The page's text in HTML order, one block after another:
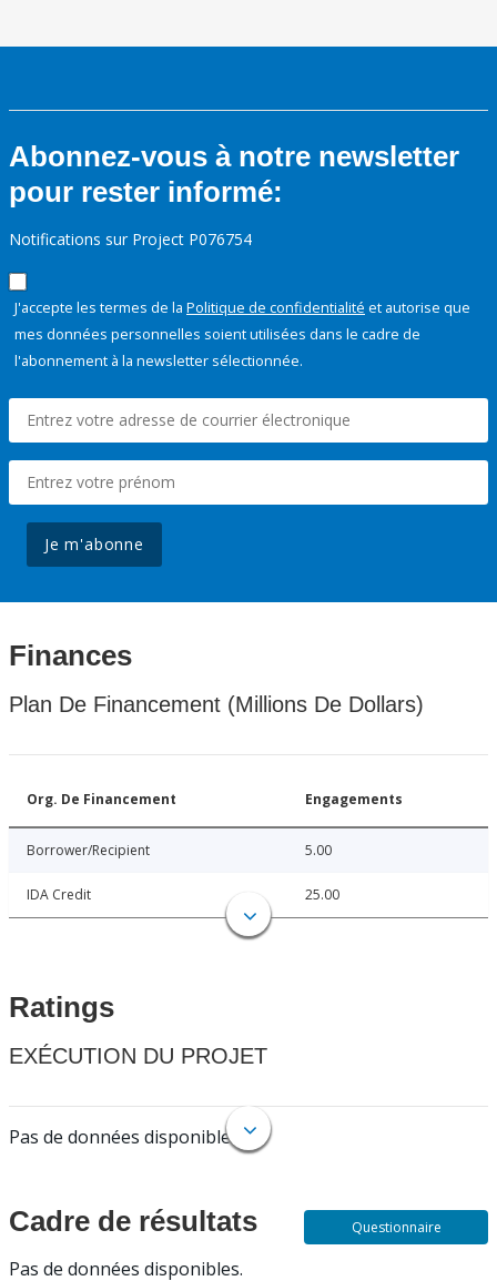
Abonnez-vous à notre newsletter
pour rester informé:
Notifications sur Project P076754
J'accepte les termes de la Politique de confidentialité et autorise que
mes données personnelles soient utilisées dans le cadre de
l'abonnement à la newsletter sélectionnée.
Je m'abonne
Finances
Plan De Financement (Millions De Dollars)
Org. De Financement Engagements
Borrower/Recipient 5.00
IDA Credit 25.00
Ratings
EXÉCUTION DU PROJET
Pas de données disponibles.
Cadre de résultats
Pas de données disponibles.
Questionnaire